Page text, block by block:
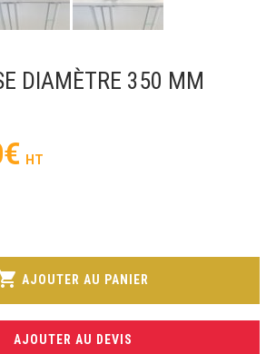
RÉFRIGÉRÉ
PRÉPARATION COMPACTE
PRÉPARATION 700 / 800
800 VITRÉE
DIAMÈTRE 350 MM
€
shopping_cart AJOUTER AU PANIER
AJOUTER AU DEVIS